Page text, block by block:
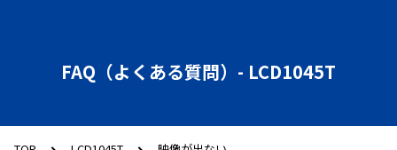
FAQ（よくある質問）- LCD1045T